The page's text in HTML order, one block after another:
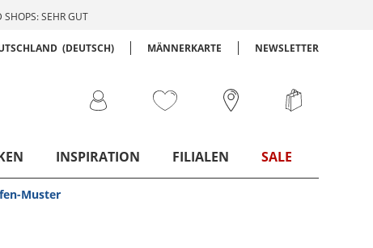
SHOPS: SEHR GUT
(DEUTSCH) MÄNNERKARTE NEWSLETTER
INSPIRATION FILIALEN SALE
Muster